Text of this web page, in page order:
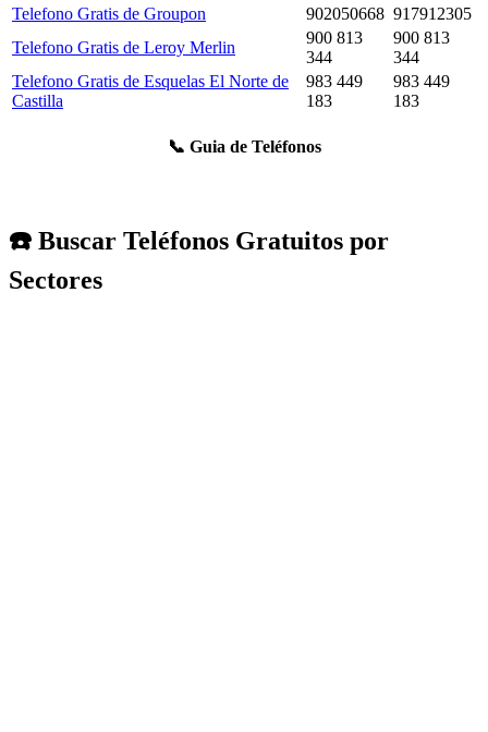
Telefono Gratis de Groupon
902050668 917912305
Telefono Gratis de Leroy Merlin
900 813
344
900 813
344
Telefono Gratis de Esquelas El Norte de
Castilla
983 449
183
983 449
183
📞 Guia de Teléfonos
☎️ Buscar Teléfonos Gratuitos por
Sectores